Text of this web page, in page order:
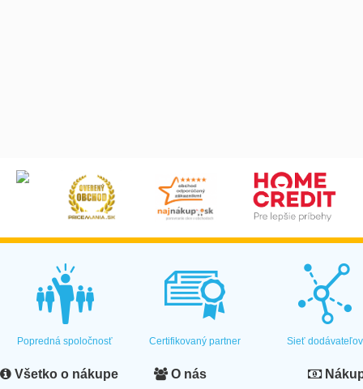
Popredná spoločnosť Certifikovaný partner Sieť dodávateľov
Všetko o nákupe O nás